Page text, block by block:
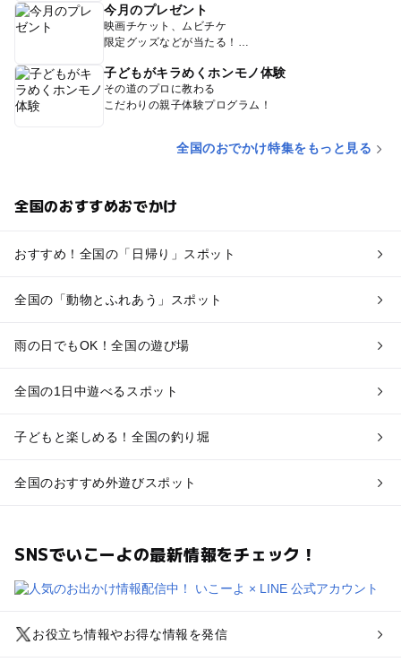
今月のプレゼント
映画チケット、ムビチケ
限定グッズなどが当たる！
子どもがキラめくホンモノ体験
その道のプロに教わる
こだわりの親子体験プログラム！
全国のおでかけ特集をもっと見る
全国のおすすめおでかけ
おすすめ！全国の「日帰り」スポット
全国の「動物とふれあう」スポット
雨の日でもOK！全国の遊び場
全国の1日中遊べるスポット
子どもと楽しめる！全国の釣り堀
全国のおすすめ外遊びスポット
SNSでいこーよの最新情報をチェック！
お役立ち情報やお得な情報を発信